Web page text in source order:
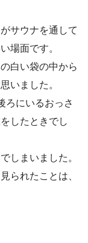
サウナを通して
場面です。
白い袋の中から
いました。
ろにいるおっさ
したときでし
しまいました。
られたことは、